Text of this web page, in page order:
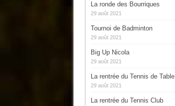
La ronde des Bourriques
29 août 2021
Tournoi de Badminton
29 août 2021
Big Up Nicola
29 août 2021
La rentrée du Tennis de Table
29 août 2021
La rentrée du Tennis Club